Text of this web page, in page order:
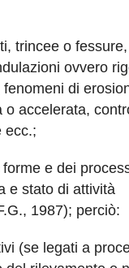
trincee o
ovvero
di
o accelerata,
ecc.;
e dei
e stato di attività
1987); perciò:
(se legati a